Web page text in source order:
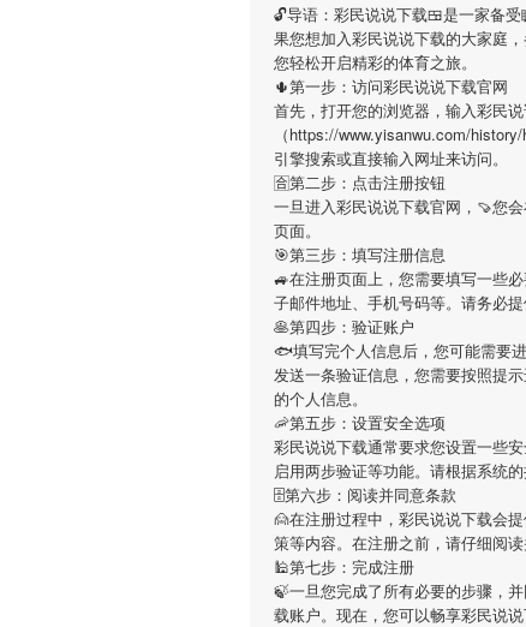
🔓导语： 彩民说说下载🍱是一家备
果您想加入彩民说说下载的大家庭
您轻松开启精彩的体育之旅。
🌵第一步：访问彩民说说下载官网
首先，打开您的浏览器，输入彩民
（https://www.yisanwu.com/
引擎搜索或直接输入网址来访问。
🈴第二步：点击注册按钮
一旦进入彩民说说下载官网，🍠您
页面。
🎯第三步：填写注册信息
🚙在注册页面上，您需要填写一些
子邮件地址、手机号码等。请务必
🥞第四步：验证账户
🐟填写完个人信息后，您可能需要进
发送一条验证信息，您需要按照提
的个人信息。
🦐第五步：设置安全选项
彩民说说下载通常要求您设置一些
启用两步验证等功能。请根据系统
🗄第六步：阅读并同意条款
🙍在注册过程中， 彩民说说下载会
策等内容。在注册之前，请仔细阅
🕌第七步：完成注册
🍃一旦您完成了所有必要的步骤，
载账户。现在，您可以畅享彩民说